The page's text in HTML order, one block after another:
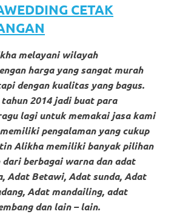
.
CETAK
melayani wilayah
harga yang sangat murah
dengan kualitas yang bagus.
2014 jadi buat para
lagi untuk memakai jasa kami
pengalaman yang cukup
Alikha memiliki banyak pilihan
berbagai warna dan adat
Adat Betawi, Adat sunda, Adat
Adat mandailing, adat
dan lain – lain.